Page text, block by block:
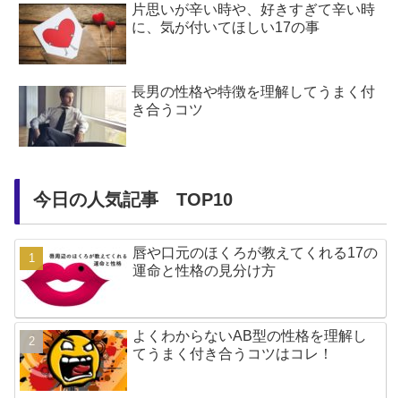
片思いが辛い時や、好きすぎて辛い時
に、気が付いてほしい17の事
長男の性格や特徴を理解してうまく付
き合うコツ
今日の人気記事 TOP10
唇や口元のほくろが教えてくれる17の
運命と性格の見分け方
よくわからないAB型の性格を理解し
てうまく付き合うコツはコレ！